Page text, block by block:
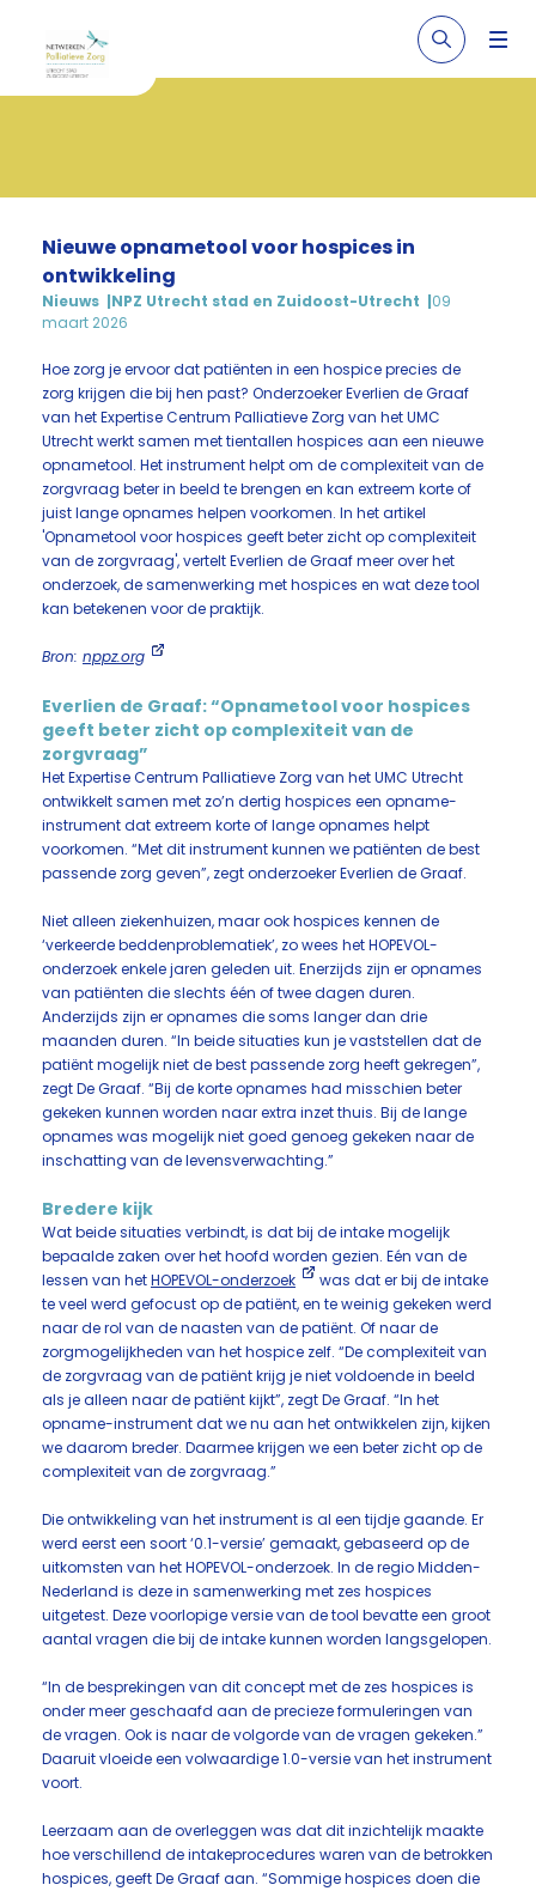
Nieuwe opnametool voor hospices in
ontwikkeling
Nieuws NPZ Utrecht stad en Zuidoost-Utrecht
09
maart 2026
Hoe zorg je ervoor dat patiënten in een hospice precies de
zorg krijgen die bij hen past? Onderzoeker Everlien de Graaf
van het Expertise Centrum Palliatieve Zorg van het UMC
Utrecht werkt samen met tientallen hospices aan een nieuwe
opnametool. Het instrument helpt om de complexiteit van de
zorgvraag beter in beeld te brengen en kan extreem korte of
juist lange opnames helpen voorkomen. In het artikel
'Opnametool voor hospices geeft beter zicht op complexiteit
van de zorgvraag', vertelt Everlien de Graaf meer over het
onderzoek, de samenwerking met hospices en wat deze tool
kan betekenen voor de praktijk.
Bron: nppz.org
Everlien de Graaf: “Opnametool voor hospices
geeft beter zicht op complexiteit van de
zorgvraag”
Het Expertise Centrum Palliatieve Zorg van het UMC Utrecht
ontwikkelt samen met zo’n dertig hospices een opname-
instrument dat extreem korte of lange opnames helpt
voorkomen. “Met dit instrument kunnen we patiënten de best
passende zorg geven”, zegt onderzoeker Everlien de Graaf.
Niet alleen ziekenhuizen, maar ook hospices kennen de
‘verkeerde beddenproblematiek’, zo wees het HOPEVOL-
onderzoek enkele jaren geleden uit. Enerzijds zijn er opnames
van patiënten die slechts één of twee dagen duren.
Anderzijds zijn er opnames die soms langer dan drie
maanden duren. “In beide situaties kun je vaststellen dat de
patiënt mogelijk niet de best passende zorg heeft gekregen”,
zegt De Graaf. “Bij de korte opnames had misschien beter
gekeken kunnen worden naar extra inzet thuis. Bij de lange
opnames was mogelijk niet goed genoeg gekeken naar de
inschatting van de levensverwachting.”
Bredere kijk
Wat beide situaties verbindt, is dat bij de intake mogelijk
bepaalde zaken over het hoofd worden gezien. Eén van de
lessen van hetHOPEVOL-onderzoek
was dat er bij de intake
te veel werd gefocust op de patiënt, en te weinig gekeken werd
naar de rol van de naasten van de patiënt. Of naar de
zorgmogelijkheden van het hospice zelf. “De complexiteit van
de zorgvraag van de patiënt krijg je niet voldoende in beeld
als je alleen naar de patiënt kijkt”, zegt De Graaf. “In het
opname-instrument dat we nu aan het ontwikkelen zijn, kijken
we daarom breder. Daarmee krijgen we een beter zicht op de
complexiteit van de zorgvraag.”
Die ontwikkeling van het instrument is al een tijdje gaande. Er
werd eerst een soort ‘0.1-versie’ gemaakt, gebaseerd op de
uitkomsten van het HOPEVOL-onderzoek. In de regio Midden-
Nederland is deze in samenwerking met zes hospices
uitgetest. Deze voorlopige versie van de tool bevatte een groot
aantal vragen die bij de intake kunnen worden langsgelopen.
“In de besprekingen van dit concept met de zes hospices is
onder meer geschaafd aan de precieze formuleringen van
de vragen. Ook is naar de volgorde van de vragen gekeken.”
Daaruit vloeide een volwaardige 1.0-versie van het instrument
voort.
Leerzaam aan de overleggen was dat dit inzichtelijk maakte
hoe verschillend de intakeprocedures waren van de betrokken
hospices, geeft De Graaf aan. “Sommige hospices doen die